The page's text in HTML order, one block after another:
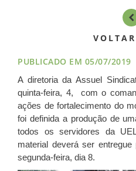
PUBLICADO EM 05/07/2019
A diretoria da Assuel
quinta-feira, 4, com o
ações de fortalecimento do
foi definida a produção de
todos os servidores da
material deverá ser
segunda-feira, dia 8.